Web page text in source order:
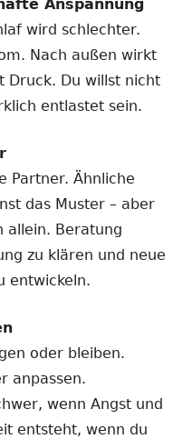
Anspannung
wird schlechter.
Nach außen wirkt
Druck. Du willst nicht
entlastet sein.
Partner. Ähnliche
das Muster – aber
allein. Beratung
zu klären und neue
entwickeln.
oder bleiben.
anpassen.
wenn Angst und
entsteht, wenn du